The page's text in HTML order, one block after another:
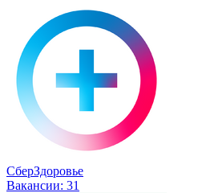
СберЗдоровье
Вакансии: 31